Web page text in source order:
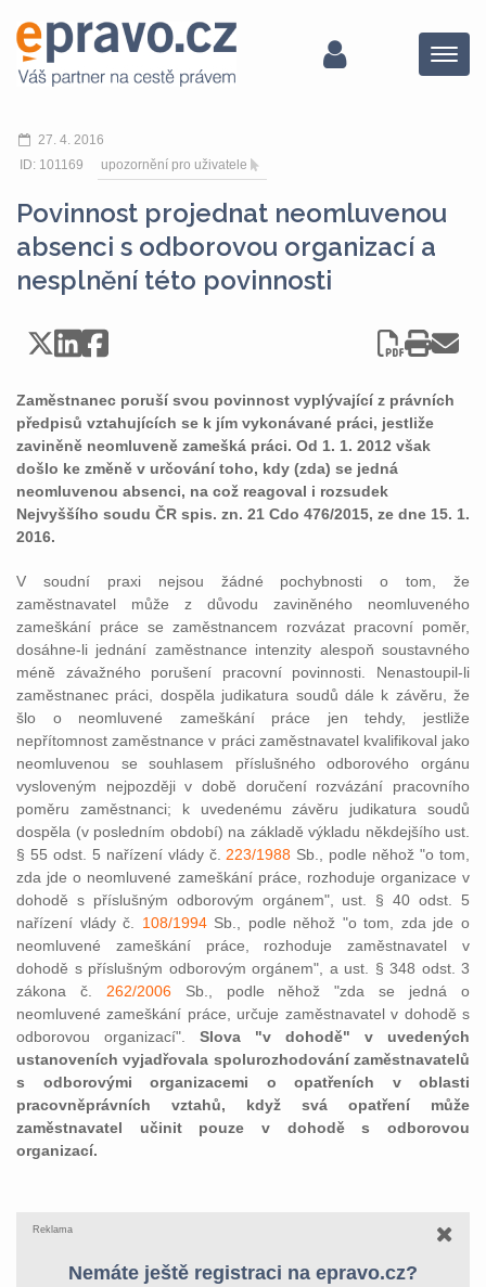
Menu
27. 4. 2016
ID: 101169
upozornění pro uživatele
Povinnost projednat neomluvenou
absenci s odborovou organizací a
nesplnění této povinnosti
Zaměstnanec poruší svou povinnost vyplývající z právních
předpisů vztahujících se k jím vykonávané práci, jestliže
zaviněně neomluveně zamešká práci. Od 1. 1. 2012 však
došlo ke změně v určování toho, kdy (zda) se jedná
neomluvenou absenci, na což reagoval i rozsudek
Nejvyššího soudu ČR spis. zn. 21 Cdo 476/2015, ze dne 15. 1.
2016.
V soudní praxi nejsou žádné pochybnosti o tom, že
zaměstnavatel může z důvodu zaviněného neomluveného
zameškání práce se zaměstnancem rozvázat pracovní poměr,
dosáhne-li jednání zaměstnance intenzity alespoň soustavného
méně závažného porušení pracovní povinnosti. Nenastoupil-li
zaměstnanec práci, dospěla judikatura soudů dále k závěru, že
šlo o neomluvené zameškání práce jen tehdy, jestliže
nepřítomnost zaměstnance v práci zaměstnavatel kvalifikoval jako
neomluvenou se souhlasem příslušného odborového orgánu
vysloveným nejpozději v době doručení rozvázání pracovního
poměru zaměstnanci; k uvedenému závěru judikatura soudů
dospěla (v posledním období) na základě výkladu někdejšího ust.
§ 55 odst. 5 nařízení vlády č. 223/1988 Sb., podle něhož "o tom,
zda jde o neomluvené zameškání práce, rozhoduje organizace v
dohodě s příslušným odborovým orgánem", ust. § 40 odst. 5
nařízení vlády č. 108/1994Sb., podle něhož "o tom, zda jde o
neomluvené zameškání práce, rozhoduje zaměstnavatel v
dohodě s příslušným odborovým orgánem", a ust. § 348 odst. 3
zákona č. 262/2006Sb., podle něhož "zda se jedná o
neomluvené zameškání práce, určuje zaměstnavatel v dohodě s
odborovou organizací". Slova "v dohodě" v uvedených
ustanoveních vyjadřovala spolurozhodování zaměstnavatelů
s odborovými organizacemi o opatřeních v oblasti
pracovněprávních vztahů, když svá opatření může
zaměstnavatel učinit pouze v dohodě s odborovou
organizací.
Reklama
Nemáte ještě registraci na epravo.cz?